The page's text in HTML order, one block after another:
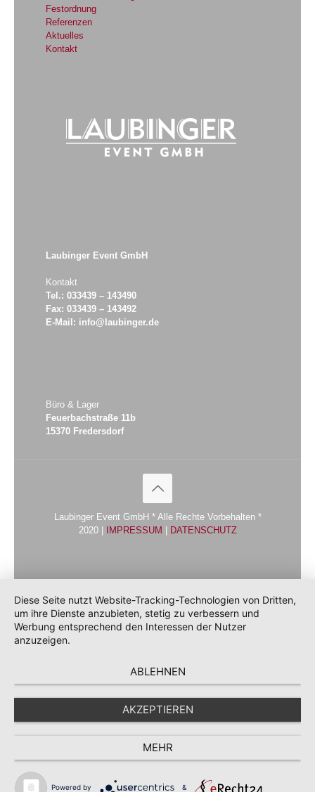
Festordnung
Referenzen
Aktuelles
Kontakt
Laubinger Event GmbH
Kontakt
Tel.: 033439 – 143490
Fax: 033439 – 143492
E-Mail: info@laubinger.de
Büro & Lager
Feuerbachstraße 11b
15370 Fredersdorf
Laubinger Event GmbH * Alle Rechte Vorbehalten *
2020 |
IMPRESSUM DATENSCHUTZ
Diese Seite nutzt Website-Tracking-Technologien von Dritten,
um ihre Dienste anzubieten, stetig zu verbessern und
Werbung entsprechend den Interessen der Nutzer
anzuzeigen.
ABLEHNEN
AKZEPTIEREN
MEHR
Powered by &